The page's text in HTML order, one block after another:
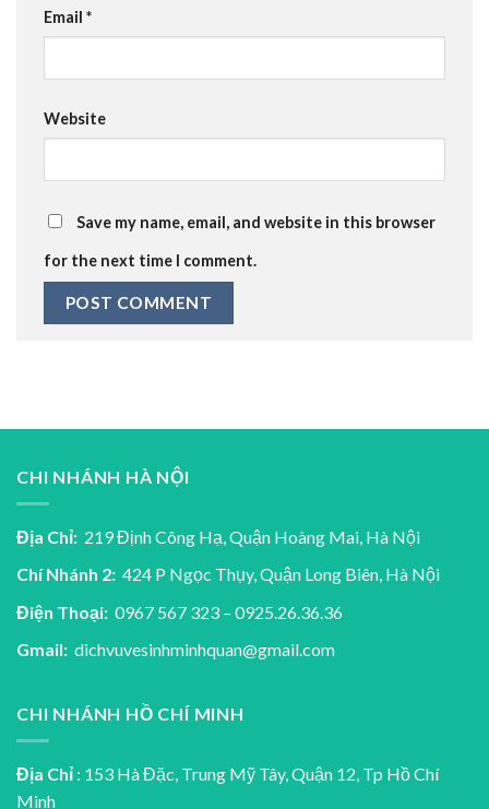
Email *
Website
Save my name, email, and website in this browser
for the next time I comment.
CHI NHÁNH HÀ NỘI
Địa Chỉ: 219 Định Công Hạ, Quận Hoàng Mai, Hà Nội
Chí Nhánh 2: 424 P Ngọc Thụy, Quận Long Biên, Hà Nội
Điện Thoại: 0967 567 323 – 0925.26.36.36
Gmail: dichvuvesinhminhquan@gmail.com
CHI NHÁNH HỒ CHÍ MINH
Địa Chỉ : 153 Hà Đặc, Trung Mỹ Tây, Quận 12, Tp Hồ Chí
Minh